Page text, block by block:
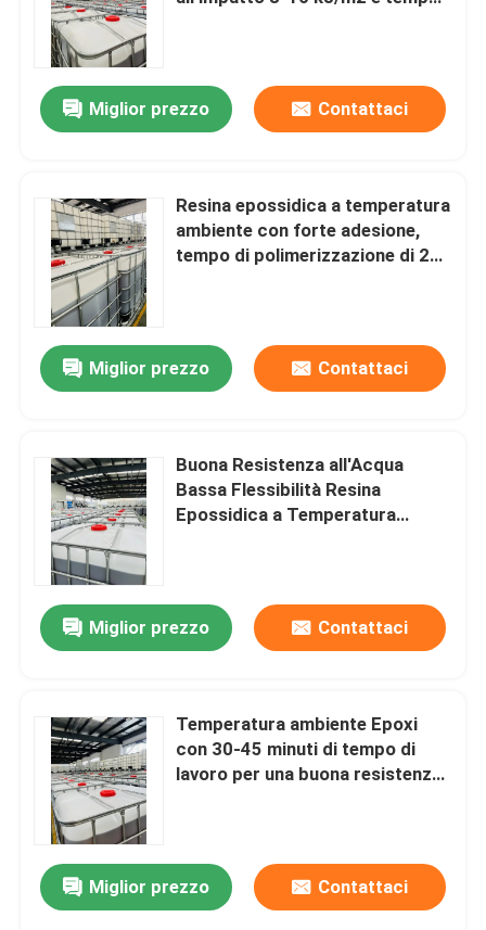
Spettacolo VR
Su di noi
Visita alla fabbrica
Controllo della qualità
Chiedi un preventivo
Resina epossidica elettrica
Resina epossidica per esterni
Resina epossidica ad iniezione
Epossiresina fondente
Agente indurente dell'epossiresina
Miglior prezzo
Contattaci
Resina epossidica a temperatura
ambiente con forte adesione,
tempo di polimerizzazione di 24
Miglior prezzo Contattaci
Buona Resistenza all'Acqua
Bassa Flessibilità Resina
Epossidica a Temperatura
Miglior prezzo Contattaci
Temperatura ambiente Epoxi
con 30-45 minuti di tempo di
lavoro per una buona resistenza
Miglior prezzo Contattaci